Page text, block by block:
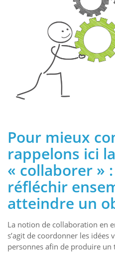
Pour mieux
rappelons ici
« collaborer »
réfléchir
atteindre un
La notion de collaboration en
s’agit de coordonner les idées
personnes afin de produire un